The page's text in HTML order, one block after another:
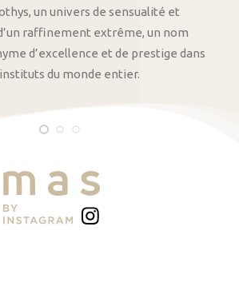
un univers de sensualité et
raffinement extrême, un nom
d’excellence et de prestige dans
du monde entier.